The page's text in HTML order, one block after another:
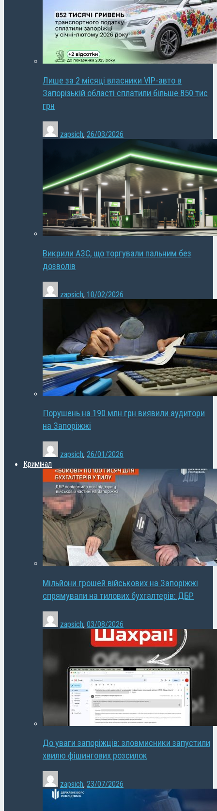
Лише за 2 місяці власники VIP-авто в
Запорізькій області сплатили більше 850 тис
грн
zapsich, 26/03/2026
Викрили АЗС, що торгували пальним без
дозволів
zapsich, 10/02/2026
Порушень на 190 млн грн виявили аудитори
на Запоріжжі
zapsich, 26/01/2026
Кримінал
Мільйони грошей військових на Запоріжжі
спрямували на тилових бухгалтерів: ДБР
zapsich, 03/08/2026
До уваги запоріжців: зловмисники запустили
хвилю фішингових розсилок
zapsich, 23/07/2026